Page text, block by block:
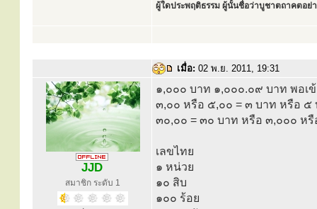
ผู้ใดประพฤติธรรม ผู้นั้นชื่อว่าบูชาตถาคตอย่า
เมื่อ: 02 พ.ย. 2011, 19:31
JJD
สมาชิก ระดับ 1
๑,๐๐๐ บาท ๑,๐๐๐.๐๙ บาท พอเ
๓,๐๐ หรือ ๕,๐๐ = ๓ บาท หรือ
๓๐,๐๐ = ๓๐ บาท หรือ ๓,๐๐๐ ห
เลขไทย
๑ หน่วย
๑๐ สิบ
๑๐๐ ร้อย